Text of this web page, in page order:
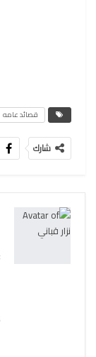
قصائد عامه
شارك